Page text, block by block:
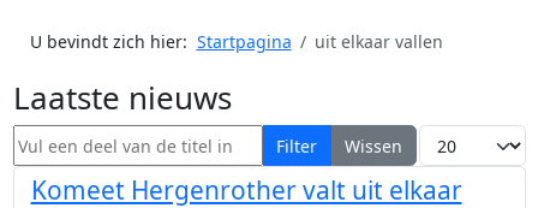
U bevindt zich hier: Startpagina uit elkaar vallen
Laatste nieuws
Vul een deel van de titel in Filter Wissen Toon #
Komeet Hergenrother valt uit elkaar